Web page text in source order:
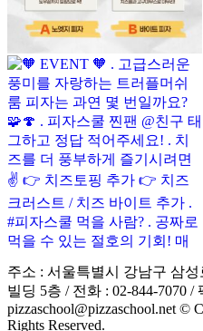
주소 : 서울특별시 강남구 삼성
빌딩 5층 / 전화 : 02-844-7070 /
pizzaschool@pizzaschool.net ©
Rights Reserved.